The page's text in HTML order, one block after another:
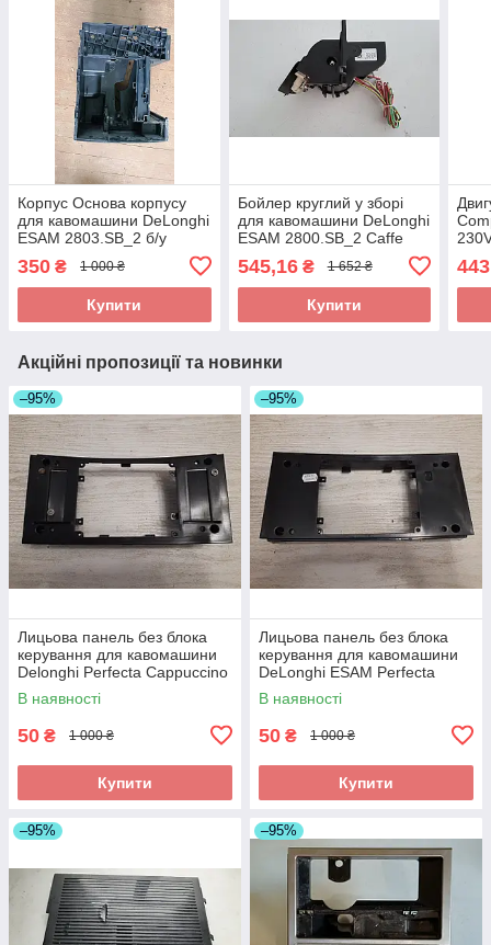
Корпус Основа корпусу
для кавомашини DeLonghi
ESAM 2803.SB_2 б/у
350 ₴ 1 000 ₴
Купити
Бойлер круглий у зборі
для кавомашини DeLonghi
ESAM 2800.SB_2 Caffe
545,16₴ 1 652 ₴
Купити
Акційні пропозиції та новинки
–95%
Лицьова панель без блока
керування для кавомашини
Delonghi Perfecta Cappuccino
ESAM 5556.B б/у_дефект
В наявності
50 ₴ 1 000 ₴
Купити
–95%
Лицьова панель без блока
керування для кавомашини
DeLonghi ESAM Perfecta
5500.Т_3 б/у _дефект
В наявності
50 ₴ 1 000 ₴
Купити
–95% –95%